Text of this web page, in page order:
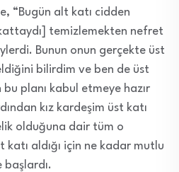
“Bugün alt katı cidden
temizlemekten nefret
Bunun onun gerçekte üst
bilirdim ve ben de üst
planı kabul etmeye hazır
kız kardeşim üst katı
olduğuna dair tüm o
aldığı için ne kadar mutlu